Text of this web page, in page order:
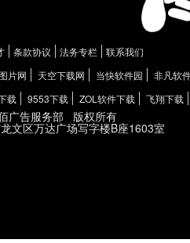
条款协议 法务专栏
联系我们
片网 天空下载网 当快软件园
非凡软
载 9553下载 ZOL软件下载 飞翔下载
广告服务部 版权所有
文区万达广场写字楼B座1603室